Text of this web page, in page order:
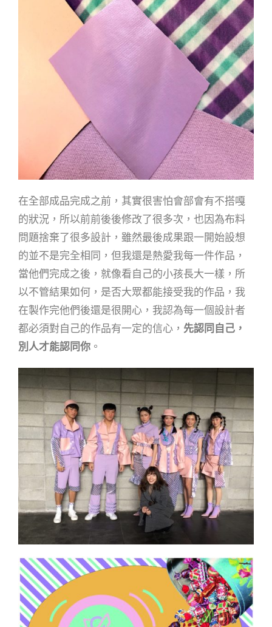
在全部成品完成之前，其實很害怕會部會有不搭嘎
的狀況，所以前前後後修改了很多次，也因為布料
問題捨棄了很多設計，雖然最後成果跟一開始設想
的並不是完全相同，但我還是熱愛我每一件作品，
當他們完成之後，就像看自己的小孩長大一樣，所
以不管結果如何，是否大眾都能接受我的作品，我
在製作完他們後還是很開心，我認為每一個設計者
都必須對自己的作品有一定的信心， 先認同自己，
別人才能認同你 。